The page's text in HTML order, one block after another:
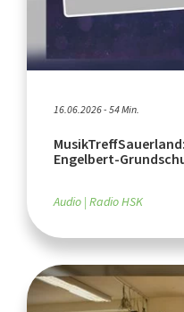
16.06.2026 - 54 Min.
Engelbert-
Audio Radio HSK